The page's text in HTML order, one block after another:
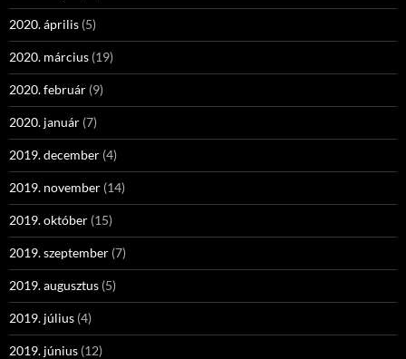
2020. április (5)
2020. március (19)
2020. február (9)
2020. január (7)
2019. december (4)
2019. november (14)
2019. október (15)
2019. szeptember (7)
2019. augusztus (5)
2019. július (4)
2019. június (12)